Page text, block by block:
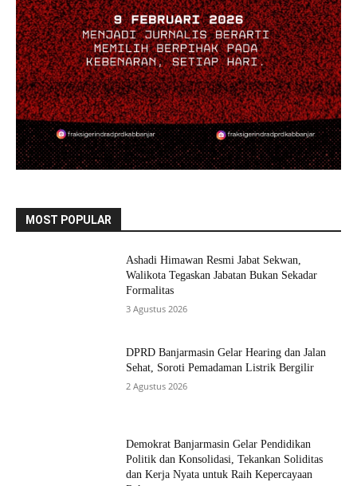
MOST POPULAR
Ashadi Himawan Resmi Jabat Sekwan,
Walikota Tegaskan Jabatan Bukan Sekadar
Formalitas
3 Agustus 2026
DPRD Banjarmasin Gelar Hearing dan Jalan
Sehat, Soroti Pemadaman Listrik Bergilir
2 Agustus 2026
Demokrat Banjarmasin Gelar Pendidikan
Politik dan Konsolidasi, Tekankan Soliditas
dan Kerja Nyata untuk Raih Kepercayaan